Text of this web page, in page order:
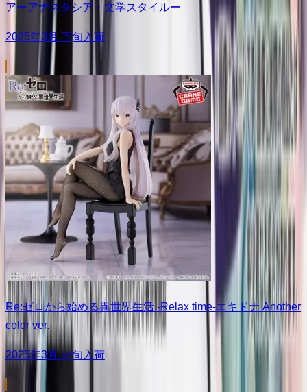
アーアナスタシア・文学スタイルー
2025年3月 下旬入荷
Re:ゼロから始める異世界生活 -Relax time-エキドナ Another
color ver.
2025年3月 中旬入荷